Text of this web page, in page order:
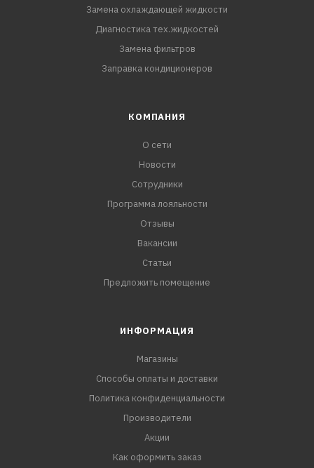
повышенных нагрузках - режим «старт-стоп».
Превосходные низкотемпературные свойства
Замена охлаждающей жидкости
Диагностика тех.жидкостей
Замена фильтров
Заправка кондиционеров
КОМПАНИЯ
О сети
Новости
Сотрудники
Программа лояльности
Отзывы
Вакансии
Статьи
Предложить помещение
ИНФОРМАЦИЯ
Магазины
Способы оплаты и доставки
Политика конфиденциальности
Производители
Акции
Как оформить заказ